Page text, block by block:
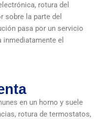
rotura del
sobre la parte del
pasa por un servicio
el
en un horno y suele
rotura de termostatos,